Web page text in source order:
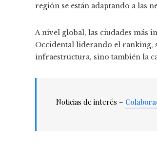
región se están adaptando a las
A nivel global, las ciudades más
Occidental liderando el ranking,
infraestructura, sino también la
Noticias de interés –